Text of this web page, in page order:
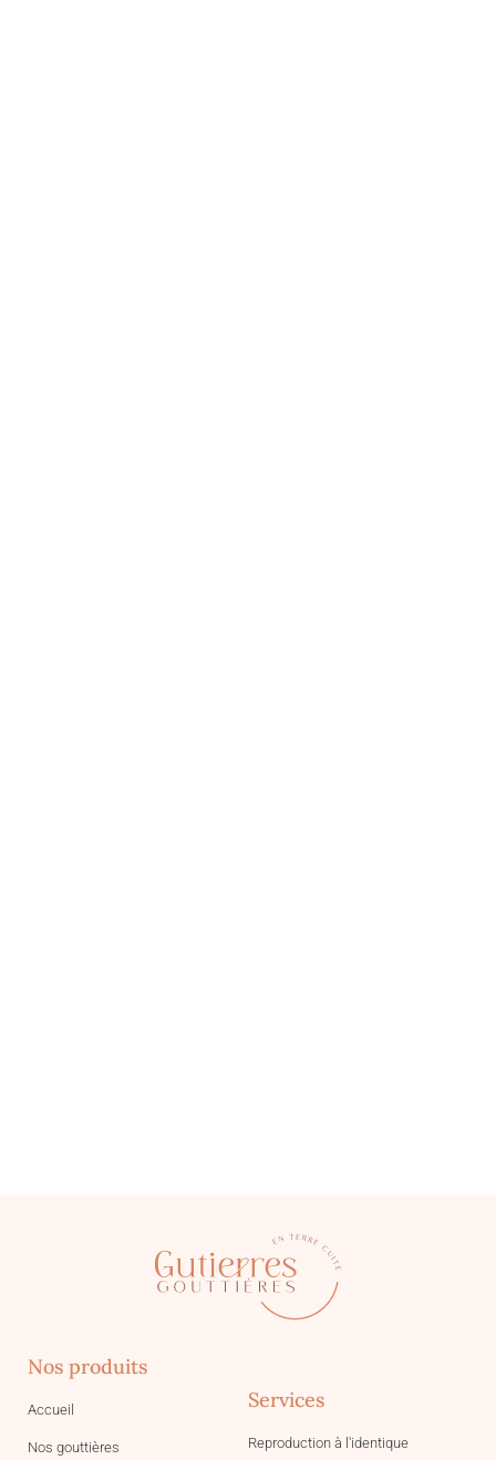
Nos produits
Accueil
Nos gouttières
Services
Reproduction à l'identique